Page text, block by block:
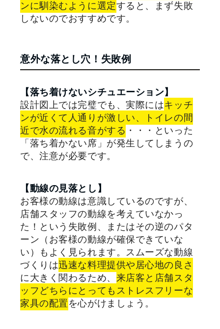
ンに馴染むように選定すると、まず失敗
しないのでおすすめです。
意外な落とし穴！失敗例
【落ち着けないシチュエーション】
設計図上では完璧でも、実際にはキッチ
ンが近くて人通りが激しい、トイレの間
近で水の流れる音がする ・・・といった
「落ち着かない席」が発生してしまうの
で、注意が必要です。
【動線の見落とし】
お客様の動線は意識しているのですが、
店舗スタッフの動線を考えていなかっ
た！という失敗例、またはその逆のパタ
ーン（お客様の動線が確保できていな
い）もよく見られます。スムーズな動線
づくりは迅速な料理提供や居心地の良さ
に大きく関わるため、 来店客と店舗スタ
ッフどちらにとってもストレスフリーな
家具の配置を心がけましょう。